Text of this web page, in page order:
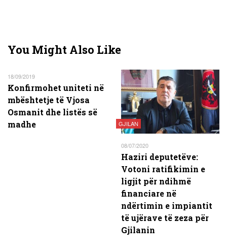
You Might Also Like
18/09/2019
Konfirmohet uniteti në
mbështetje të Vjosa
Osmanit dhe listës së
madhe
GJILAN
08/07/2020
Haziri deputetëve:
Votoni ratifikimin e
ligjit për ndihmë
financiare në
ndërtimin e impiantit
të ujërave të zeza për
Gjilanin